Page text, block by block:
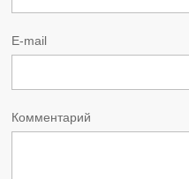
E-mail
Комментарий